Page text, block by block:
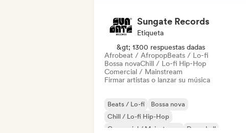
Sungate Records
Etiqueta
&gt; 1300 respuestas dadas
Afrobeat / AfropopBeats / Lo-fi
Bossa novaChill / Lo-fi Hip-Hop
Comercial / Mainstream
Firmar artistas o lanzar su música
Beats / Lo-fi
Bossa nova
Chill / Lo-fi Hip-Hop
Comercial / Mainstream
Dancehall